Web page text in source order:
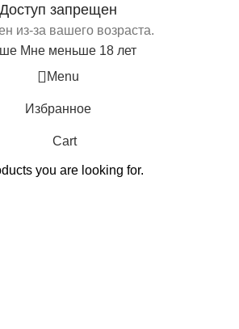
Доступ запрещен
из-за вашего возраста.
Мне меньше 18 лет
you are looking for.
Menu
Избранное
Cart